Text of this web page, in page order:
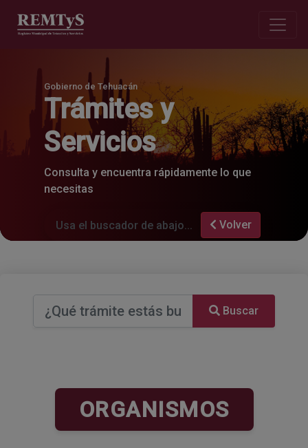
Gobierno de Tehuacán
Trámites y
Servicios
Consulta y encuentra rápidamente lo que
necesitas
Volver
Buscar
ORGANISMOS